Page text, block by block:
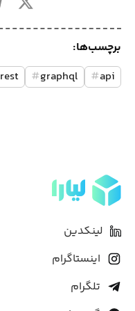
برچسب‌ها:
api
#
graphql
#
rest
لینکدین
اینستاگرام
تلگرام